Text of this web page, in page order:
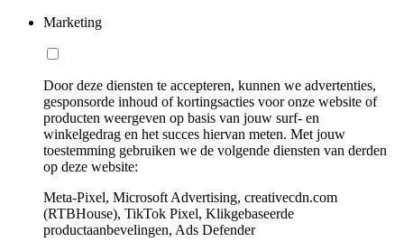
Marketing
Door deze diensten te accepteren, kunnen we advertenties,
gesponsorde inhoud of kortingsacties voor onze website of
producten weergeven op basis van jouw surf- en
winkelgedrag en het succes hiervan meten. Met jouw
toestemming gebruiken we de volgende diensten van derden
op deze website:
Meta-Pixel, Microsoft Advertising, creativecdn.com
(RTBHouse), TikTok Pixel, Klikgebaseerde
productaanbevelingen, Ads Defender